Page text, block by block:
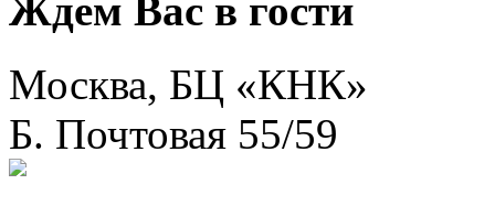
Ждем Вас в гости
Москва, БЦ «КНК»
Б. Почтовая 55/59